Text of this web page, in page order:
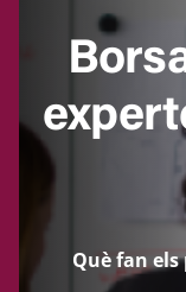
Què fan els